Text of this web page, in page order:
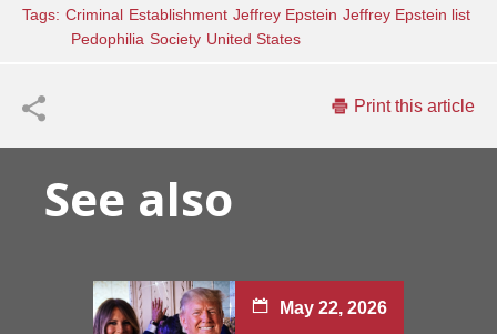
Tags: Criminal Establishment Jeffrey Epstein Jeffrey Epstein list
Pedophilia Society United States
Print this article
See also
May 22, 2026